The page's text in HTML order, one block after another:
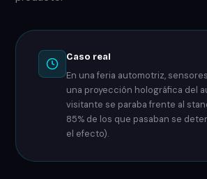
Caso real
En una feria automotriz,
una proyección holográfica del
visitante se paraba frente al
85% de los que pasaban se
el efecto).